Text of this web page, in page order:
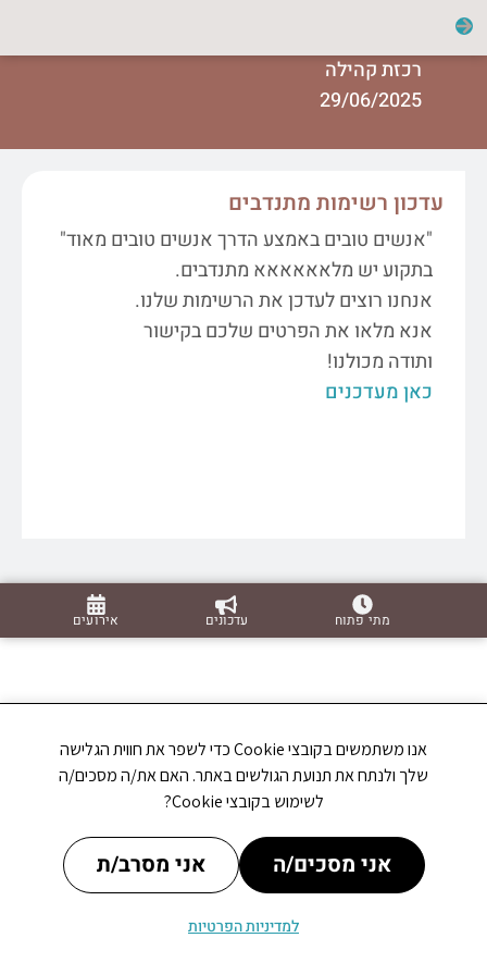
רכזת קהילה
29/06/2025
עדכון רשימות מתנדבים
"אנשים טובים באמצע הדרך אנשים טובים מאוד"
בתקוע יש מלאאאאאא מתנדבים.
אנחנו רוצים לעדכן את הרשימות שלנו.
אנא מלאו את הפרטים שלכם בקישור
ותודה מכולנו!
כאן מעדכנים
מתי פתוח עדכונים אירועים
אנו משתמשים בקובצי Cookie כדי לשפר את חווית הגלישה
שלך ולנתח את תנועת הגולשים באתר. האם את/ה מסכים/ה
לשימוש בקובצי Cookie?
אני מסכים/ה אני מסרב/ת
למדיניות הפרטיות